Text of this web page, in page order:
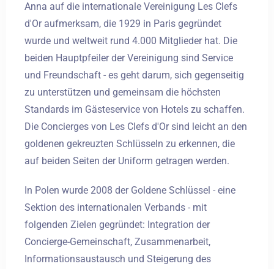
Anna auf die internationale Vereinigung Les Clefs
d'Or aufmerksam, die 1929 in Paris gegründet
wurde und weltweit rund 4.000 Mitglieder hat. Die
beiden Hauptpfeiler der Vereinigung sind Service
und Freundschaft - es geht darum, sich gegenseitig
zu unterstützen und gemeinsam die höchsten
Standards im Gästeservice von Hotels zu schaffen.
Die Concierges von Les Clefs d'Or sind leicht an den
goldenen gekreuzten Schlüsseln zu erkennen, die
auf beiden Seiten der Uniform getragen werden.
In Polen wurde 2008 der Goldene Schlüssel - eine
Sektion des internationalen Verbands - mit
folgenden Zielen gegründet: Integration der
Concierge-Gemeinschaft, Zusammenarbeit,
Informationsaustausch und Steigerung des